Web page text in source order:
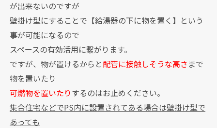
が出来ないのですが
壁掛け型にすることで【給湯器の下に物を置く】という
事が可能になるので
スペースの有効活用に繋がります。
ですが、物が置けるからと配管に接触しそうな高さ まで
物を置いたり
可燃物を置いたりするのはお止めください。
集合住宅などでPS内に設置されてある場合は壁掛け型で
あっても